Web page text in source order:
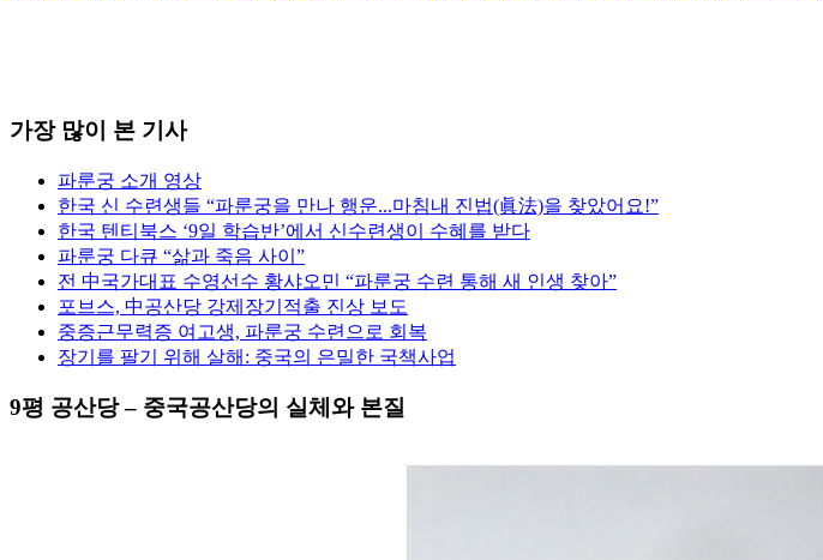
가장 많이 본 기사
파룬궁 소개 영상
한국 신 수련생들 “파룬궁을 만나 행운...마침내 진법(眞法)을 찾았어요!”
한국 텐티북스 ‘9일 학습반’에서 신수련생이 수혜를 받다
파룬궁 다큐 “삶과 죽음 사이”
전 中국가대표 수영선수 황샤오민 “파룬궁 수련 통해 새 인생 찾아”
포브스, 中공산당 강제장기적출 진상 보도
중증근무력증 여고생, 파룬궁 수련으로 회복
장기를 팔기 위해 살해: 중국의 은밀한 국책사업
9평 공산당 – 중국공산당의 실체와 본질